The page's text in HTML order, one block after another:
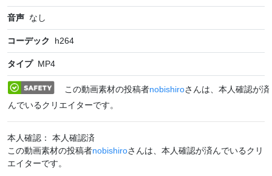
音声 なし
コーデック h264
タイプ MP4
この動画素材の投稿者nobishiroさんは、本人確認が済
んでいるクリエイターです。
本人確認： 本人確認済
この動画素材の投稿者nobishiroさんは、本人確認が済んでいるクリ
エイターです。